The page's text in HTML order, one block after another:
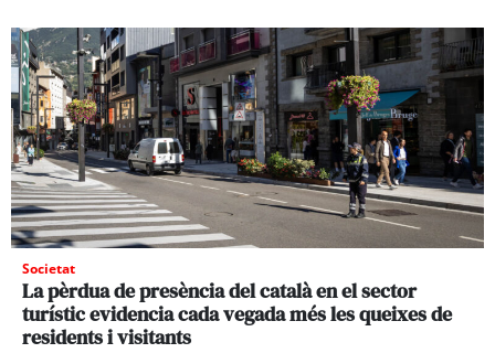
Societat
La pèrdua de presència del català en el sector
turístic evidencia cada vegada més les queixes de
residents i visitants